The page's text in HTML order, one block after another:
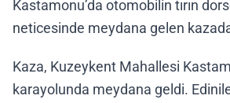
Kastamonu’da otomobilin tırın
neticesinde meydana gelen
Kaza, Kuzeykent Mahallesi
karayolunda meydana geldi.